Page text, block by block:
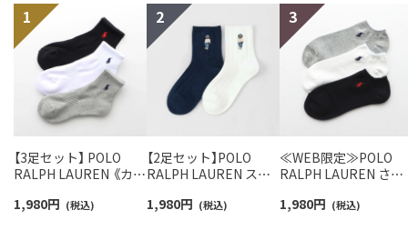
【3足セット】 POLO
RALPH LAUREN 《カラ
ンポイントソックス シ
1,980円 (税込)
【2足セット】POLO
RALPH LAUREN スタ
ロベア オーガニックコ
1,980円 (税込)
≪WEB限定≫POLO
RALPH LAUREN さら
スニーカー丈ソックス
1,980円 (税込)